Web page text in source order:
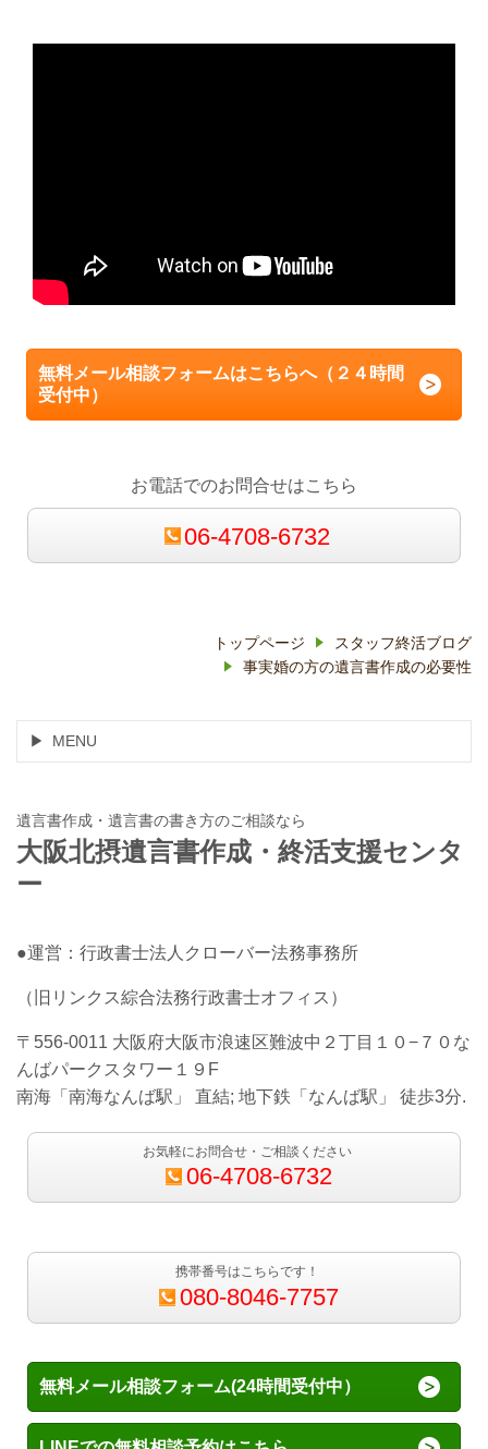
無料メール相談フォームはこちらへ（２４時間
受付中）
お電話でのお問合せはこちら
06-4708-6732
トップページ
スタッフ終活ブログ
事実婚の方の遺言書作成の必要性
MENU
遺言書作成・遺言書の書き方のご相談なら
大阪北摂遺言書作成・終活支援センタ
ー
●運営：行政書士法人クローバー法務事務所
（旧リンクス綜合法務行政書士オフィス）
〒556-0011 大阪府大阪市浪速区難波中２丁目１０−７０な
んばパークスタワー１９F
南海「南海なんば駅」 直結; 地下鉄「なんば駅」 徒歩3分.
お気軽にお問合せ・ご相談ください
06-4708-6732
携帯番号はこちらです！
080-8046-7757
無料メール相談フォーム(24時間受付中）